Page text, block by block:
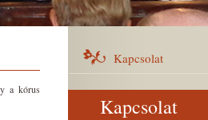
Kapcsolat
Kapcsolat
a kórus